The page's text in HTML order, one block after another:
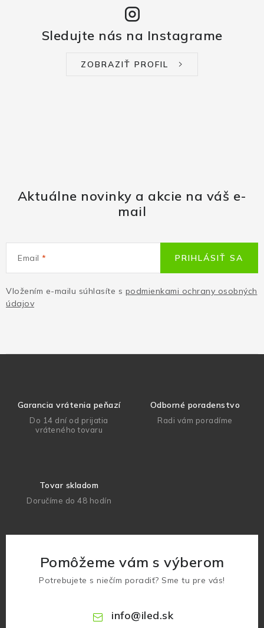
Sledujte nás na Instagrame
ZOBRAZIŤ PROFIL
Aktuálne novinky a akcie na váš e-
mail
Email
Vložením e-mailu súhlasíte s podmienkami ochrany osobných
údajov
PRIHLÁSIŤ SA
Garancia vrátenia peňazí
Do 14 dní od prijatia
vráteného tovaru
Odborné poradenstvo
Radi vám poradíme
Tovar skladom
Doručíme do 48 hodín
Pomôžeme vám s výberom
Potrebujete s niečím poradiť? Sme tu pre vás!
info@iled.sk